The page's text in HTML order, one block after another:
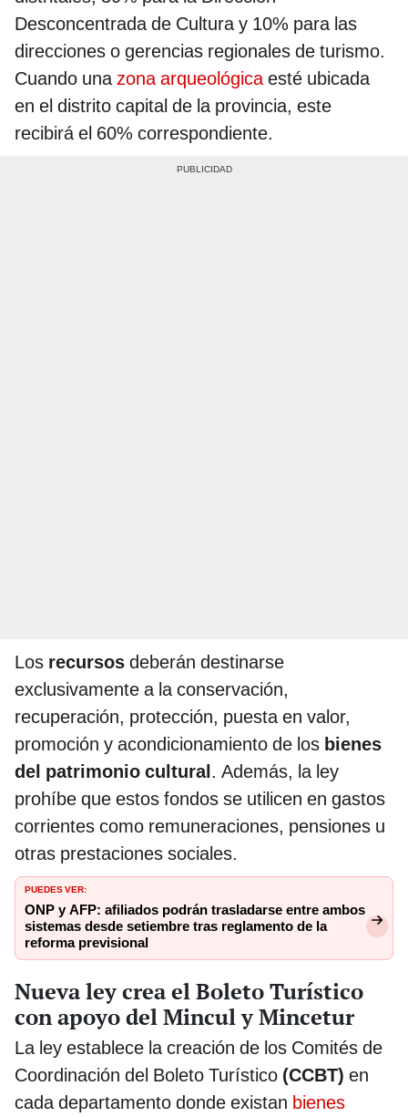
Desconcentrada de Cultura y 10% para las
direcciones o gerencias regionales de turismo.
Cuando unazona arqueológicaesté ubicada
en el distrito capital de la provincia, este
recibirá el 60% correspondiente.
Los recursos deberán destinarse
exclusivamente a la conservación,
recuperación, protección, puesta en valor,
promoción y acondicionamiento de los bienes
del patrimonio cultural. Además, la ley
prohíbe que estos fondos se utilicen en gastos
corrientes como remuneraciones, pensiones u
otras prestaciones sociales.
PUEDES VER:
ONP y AFP: afiliados podrán trasladarse entre ambos
sistemas desde setiembre tras reglamento de la
reforma previsional
Nueva ley crea el Boleto Turístico
con apoyo del Mincul y Mincetur
La ley establece la creación de los Comités de
Coordinación del Boleto Turístico (CCBT) en
cada departamento donde existan bienes